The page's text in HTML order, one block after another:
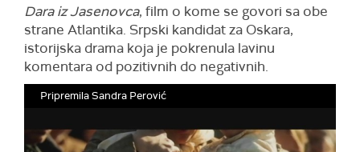
Dara iz Jasenovca, film o kome se govori sa obe
strane Atlantika. Srpski kandidat za Oskara,
istorijska drama koja je pokrenula lavinu
komentara od pozitivnih do negativnih.
Pripremila Sandra Perović